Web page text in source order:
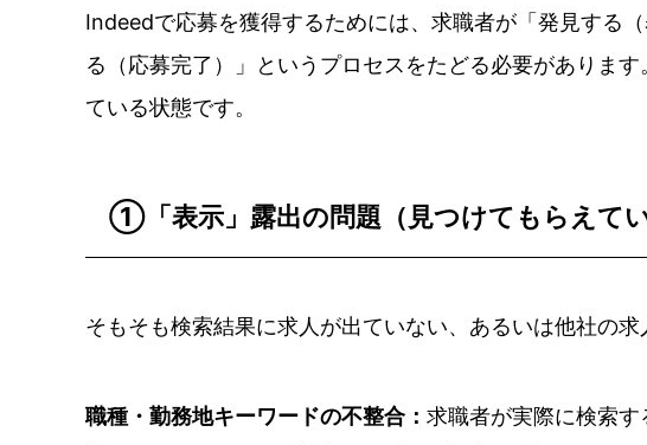
Indeedで応募を獲得するためには、求職者が「発見す
る（応募完了）」というプロセスをたどる必要がありま
ている状態です。
①「表示」露出の問題（見つけてもらえてい
そもそも検索結果に求人が出ていない、あるいは他社の求
職種・勤務地キーワードの不整合： 求職者が実際に検索